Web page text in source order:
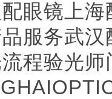
眼镜上
服务武
程验光